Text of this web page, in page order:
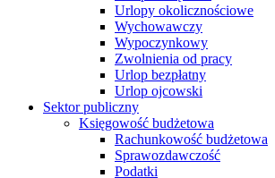
Urlopy okolicznościowe
Wychowawczy
Wypoczynkowy
Zwolnienia od pracy
Urlop bezpłatny
Urlop ojcowski
Sektor publiczny
Księgowość budżetowa
Rachunkowość budżetowa
Sprawozdawczość
Podatki